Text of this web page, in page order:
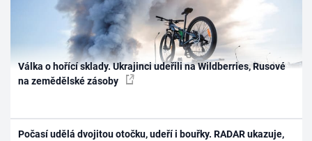
Válka o hořící sklady. Ukrajinci udeřili na Wildberries, Rusové
na zemědělské zásoby
Počasí udělá dvojitou otočku, udeří i bouřky. RADAR ukazuje,